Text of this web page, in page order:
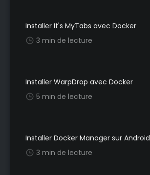
Installer It's MyTabs avec Docker
3 min de lecture
Installer WarpDrop avec Docker
5 min de lecture
Installer Docker Manager sur Android
3 min de lecture